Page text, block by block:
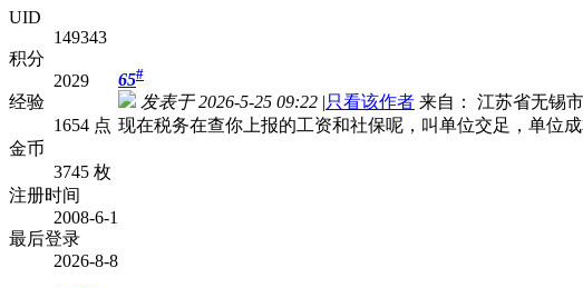
UID
149343
积分
2029
经验
1654 点
金币
3745 枚
注册时间
2008-6-1
最后登录
2026-8-8
65#
发表于 2026-5-25 09:22 |只看该作者 来自： 江苏省无锡
现在税务在查你上报的工资和社保呢，叫单位交足，单位